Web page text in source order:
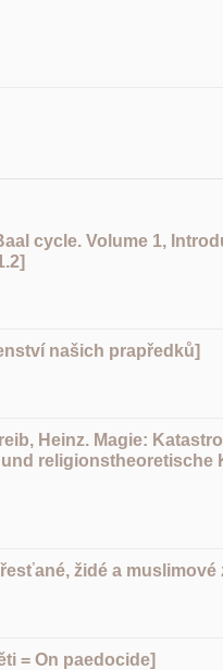
cycle. Volume 1,
našich prapředků]
Heinz. Magie:
religionstheoretische
židé a
= On paedocide]